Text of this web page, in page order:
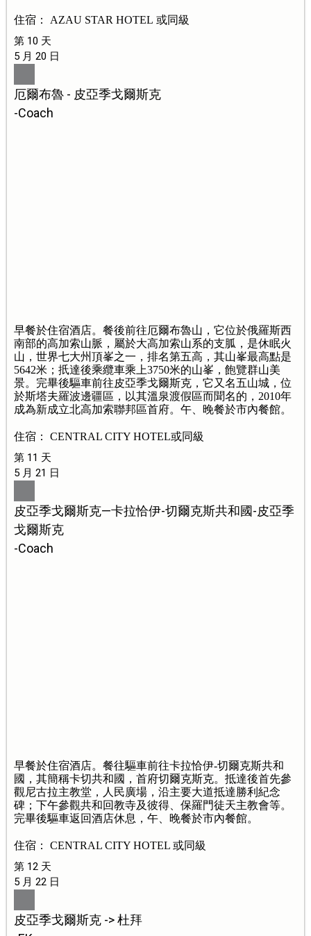
住宿： AZAU STAR HOTEL 或同級
第 10 天
5 月 20 日
厄爾布魯 - 皮亞季戈爾斯克
-Coach
早餐於住宿酒店。餐後前往厄爾布魯山，它位於俄羅斯西
南部的高加索山脈，屬於大高加索山系的支胍，是休眠火
山，世界七大州頂峯之一，排名第五高，其山峯最高點是
5642米；扺達後乘纜車乘上3750米的山峯，飽覽群山美
景。完畢後驅車前往皮亞季戈爾斯克，它又名五山城，位
於斯塔夫羅波邊疆區，以其溫泉渡假區而聞名的，2010年
成為新成立北高加索聯邦區首府。午、晚餐於市內餐館。
住宿： CENTRAL CITY HOTEL或同級
第 11 天
5 月 21 日
皮亞季戈爾斯克—卡拉恰伊-切爾克斯共和國-皮亞季
戈爾斯克
-Coach
早餐於住宿酒店。餐往驅車前往卡拉恰伊-切爾克斯共和
國，其簡稱卡切共和國，首府切爾克斯克。抵達後首先參
觀尼古拉主教堂，人民廣場，沿主要大道抵達勝利紀念
碑；下午參觀共和回教寺及彼得、保羅門徒天主教會等。
完畢後驅車返回酒店休息，午、晚餐於市內餐館。
住宿： CENTRAL CITY HOTEL 或同級
第 12 天
5 月 22 日
皮亞季戈爾斯克 -> 杜拜